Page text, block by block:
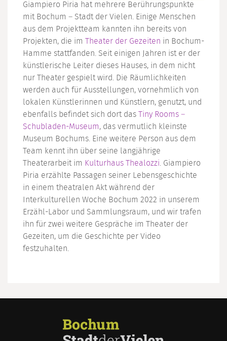
Giampiero Piria hat mehrere Berührungspunkte
mit Bochum – Stadt der Vielen. Einige Menschen
aus dem Projektteam kannten ihn bereits von
Projekten, die im Theater der Gezeiten in Bochum-
Hamme stattfanden. Seit einigen Jahren ist er der
künstlerische Leiter dieses Hauses, in dem nicht
nur Theater gespielt wird. Die Räumlichkeiten
werden auch für Ausstellungen, vornehmlich von
lokalen Künstlerinnen und Künstlern, genutzt, und
ebenfalls befindet sich dort das Tiny Rooms –
Schubladen-Museum, das vermutlich kleinste
Museum Bochums. Eine weitere Person aus dem
Team kennt ihn über seine langjährige
Theaterarbeit im Kulturhaus Thealozzi . Giampiero
Piria erzählte Passagen seiner Lebensgeschichte
in einem theatralen Akt während der
Interkulturellen Woche Bochum 2022 in unserem
Erzähl-Labor und Sammlungsraum, und wir trafen
ihn für zwei weitere Gespräche im Theater der
Gezeiten, um die Geschichte per Video
festzuhalten.